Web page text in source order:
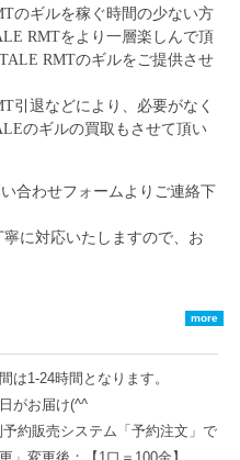
のギルを稼ぐ時間の少ない方
RMTをより一層楽しんで頂
RMTのギルをご提供させ
引退などにより、必要がなく
のギルの買取もさせて頂い
合わせフォームよりご連絡下
に対応いたしますので、お
more
は1-24時間となります。
がお届け(^^ゞ
約販売システム「予約注文」で